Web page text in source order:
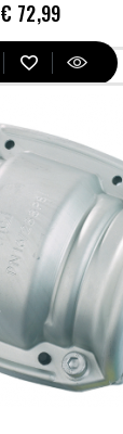
€ 72,99Prijs